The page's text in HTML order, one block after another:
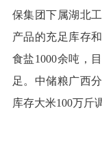
保集团下属湖北
产品的充足库存
食盐1000余吨，
足。中储粮广西
库存大米100万斤